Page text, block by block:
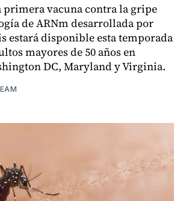
primera vacuna contra la gripe
de ARNm desarrollada por
estará disponible esta temporada
mayores de 50 años en
DC, Maryland y Virginia.